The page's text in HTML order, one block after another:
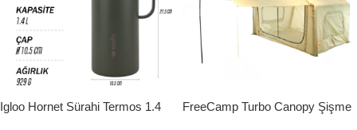
Igloo Hornet Sürahi Termos 1.4
FreeCamp Turbo Canopy Şişme